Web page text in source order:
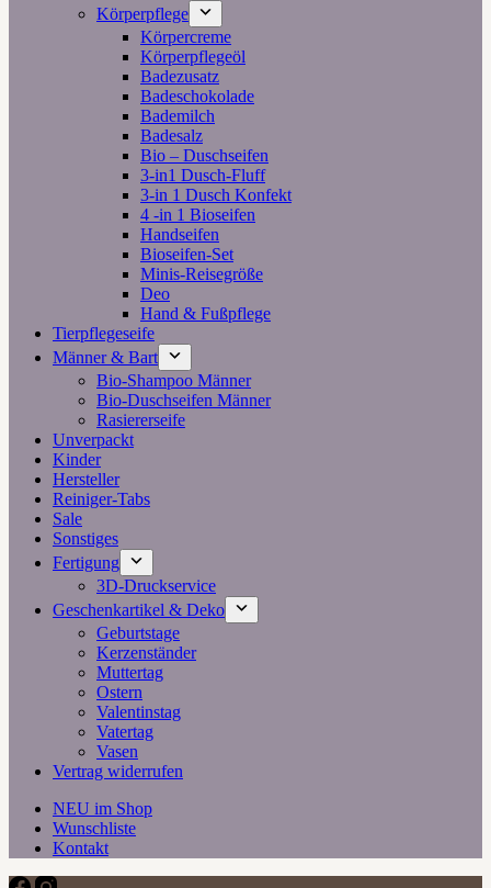
Körperpflege
Körpercreme
Körperpflegeöl
Badezusatz
Badeschokolade
Bademilch
Badesalz
Bio – Duschseifen
3-in1 Dusch-Fluff
3-in 1 Dusch Konfekt
4 -in 1 Bioseifen
Handseifen
Bioseifen-Set
Minis-Reisegröße
Deo
Hand & Fußpflege
Tierpflegeseife
Männer & Bart
Bio-Shampoo Männer
Bio-Duschseifen Männer
Rasiererseife
Unverpackt
Kinder
Hersteller
Reiniger-Tabs
Sale
Sonstiges
Fertigung
3D-Druckservice
Geschenkartikel & Deko
Geburtstage
Kerzenständer
Muttertag
Ostern
Valentinstag
Vatertag
Vasen
Vertrag widerrufen
NEU im Shop
Wunschliste
Kontakt